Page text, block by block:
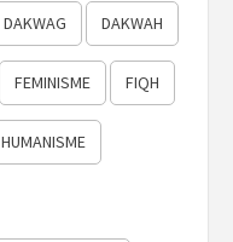
DAKWAG DAKWAH
FEMINISME FIQH
HUMANISME